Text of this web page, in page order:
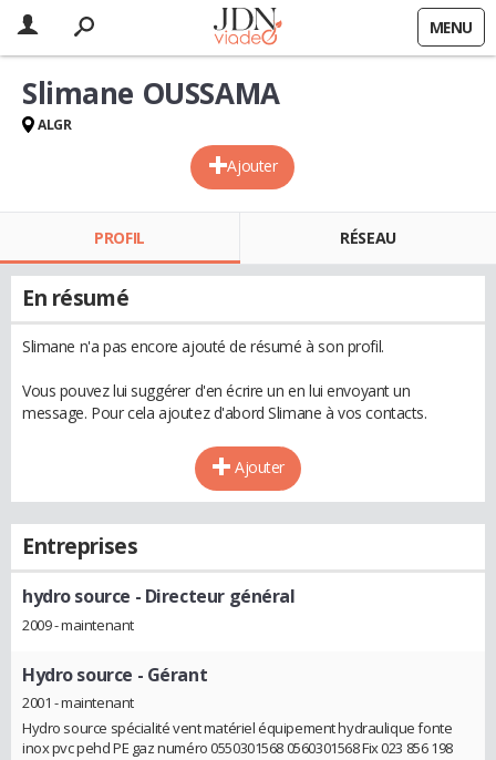
MENU
Ajouter
Slimane OUSSAMA
ALGR
PROFIL RÉSEAU
En résumé
Slimane n'a pas encore ajouté de résumé à son profil.
Vous pouvez lui suggérer d'en écrire un en lui envoyant un
message. Pour cela ajoutez d'abord Slimane à vos contacts.
Ajouter
Entreprises
hydro source - Directeur général
2009 - maintenant
Hydro source - Gérant
2001 - maintenant
Hydro source spécialité vent matériel équipement hydraulique fonte
inox pvc pehd PE gaz numéro 0550301568 0560301568 Fix 023 856 198